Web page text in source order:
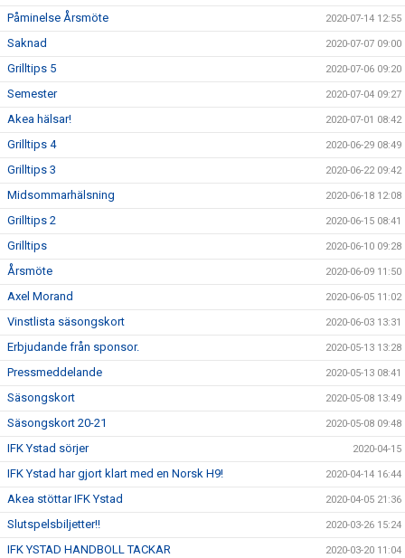
Påminelse Årsmöte 2020-07-14 12:55
Saknad 2020-07-07 09:00
Grilltips 5 2020-07-06 09:20
Semester 2020-07-04 09:27
Akea hälsar! 2020-07-01 08:42
Grilltips 4 2020-06-29 08:49
Grilltips 3 2020-06-22 09:42
Midsommarhälsning 2020-06-18 12:08
Grilltips 2 2020-06-15 08:41
Grilltips 2020-06-10 09:28
Årsmöte 2020-06-09 11:50
Axel Morand 2020-06-05 11:02
Vinstlista säsongskort 2020-06-03 13:31
Erbjudande från sponsor. 2020-05-13 13:28
Pressmeddelande 2020-05-13 08:41
Säsongskort 2020-05-08 13:49
Säsongskort 20-21 2020-05-08 09:48
IFK Ystad sörjer 2020-04-15
IFK Ystad har gjort klart med en Norsk H9! 2020-04-14 16:44
Akea stöttar IFK Ystad 2020-04-05 21:36
Slutspelsbiljetter!! 2020-03-26 15:24
IFK YSTAD HANDBOLL TACKAR 2020-03-20 11:04